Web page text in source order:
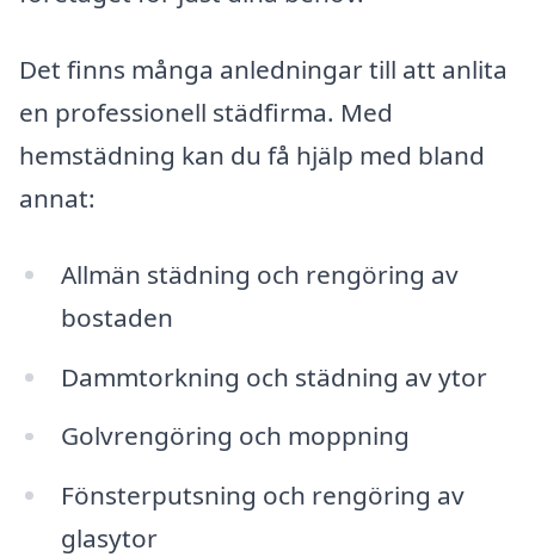
Det finns många anledningar till att anlita
en professionell städfirma. Med
hemstädning kan du få hjälp med bland
annat:
Allmän städning och rengöring av
bostaden
Dammtorkning och städning av ytor
Golvrengöring och moppning
Fönsterputsning och rengöring av
glasytor